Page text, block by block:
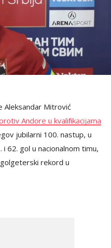
Aleksandar Mitrović
Andore u kvalifikacijama
jubilarni 100. nastup, u
62. gol u nacionalnom timu,
rekord u